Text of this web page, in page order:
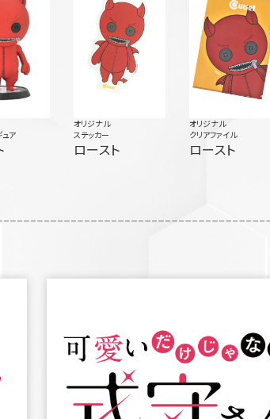
ア
オリジナル
ステッカー
ロースト
オリジナル
クリアファイル
ロースト